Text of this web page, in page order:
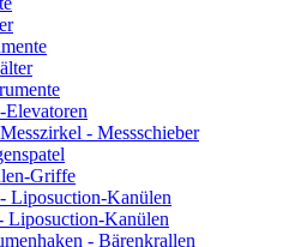
- Messschieber
Griffe
Liposuction-Kanülen
Liposuction-Kanülen
- Bärenkrallen